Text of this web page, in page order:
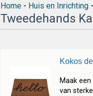
Home- Huis en Inrichting-
Tweedehands
Kokos
Maak
van